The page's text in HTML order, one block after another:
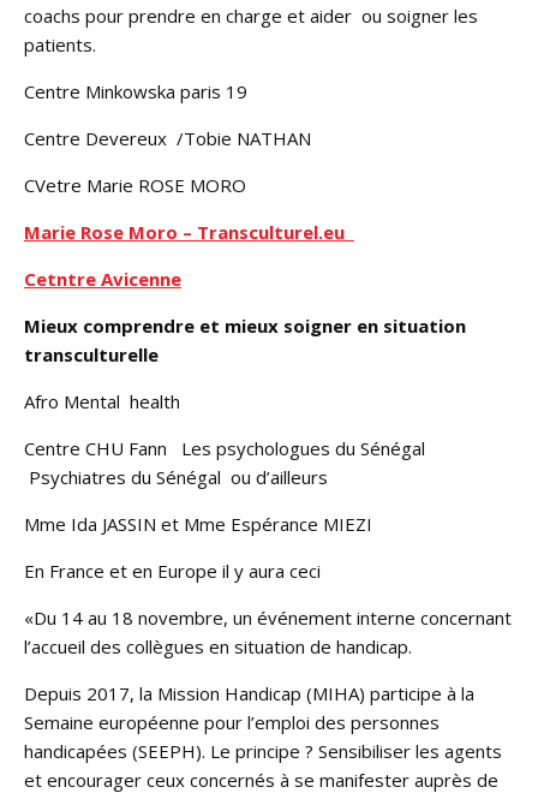
coachs pour prendre en charge et aider ou soigner les
patients.
Centre Minkowska paris 19
Centre Devereux /Tobie NATHAN
CVetre Marie ROSE MORO
Marie Rose Moro – Transculturel.eu
Cetntre Avicenne
Mieux comprendre et mieux soigner en situation
transculturelle
Afro Mental health
Centre CHU Fann Les psychologues du Sénégal
Psychiatres du Sénégal ou d’ailleurs
Mme Ida JASSIN et Mme Espérance MIEZI
En France et en Europe il y aura ceci
«Du 14 au 18 novembre, un événement interne concernant
l’accueil des collègues en situation de handicap.
Depuis 2017, la Mission Handicap (MIHA) participe à la
Semaine européenne pour l’emploi des personnes
handicapées (SEEPH). Le principe ? Sensibiliser les agents
et encourager ceux concernés à se manifester auprès de